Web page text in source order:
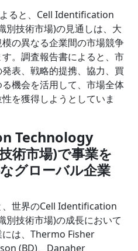
ると、Cell Identification
技術市場)の見通しは、大
の異なる企業間の市場競争
。調査報告書によると、市
表、戦略的提携、協力、買
機会を活用して、市場全体
を獲得しようとしていま
Technology
術市場)で事業を
グローバル企業
、世界のCell Identification
技術市場)の成長において
には、Thermo Fisher
(BD)、Danaher